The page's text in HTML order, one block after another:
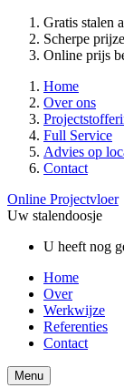
Gratis stalen
Scherpe
Online prijs
Home
Over ons
Full Service
Advies op
Contact
Online Projectvloer
Uw stalendoosje
U heeft nog
Home
Over
Werkwijze
Referenties
Contact
Menu